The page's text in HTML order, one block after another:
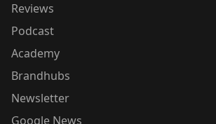
Reviews
Podcast
Academy
Brandhubs
Newsletter
Google News